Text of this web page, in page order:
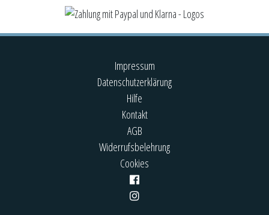
Impressum
Datenschutzerklärung
Hilfe
Kontakt
AGB
Widerrufsbelehrung
Cookies